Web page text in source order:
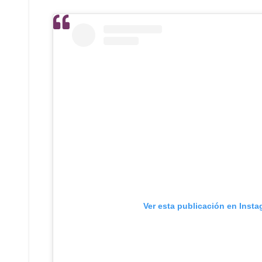
Ver esta publicación en